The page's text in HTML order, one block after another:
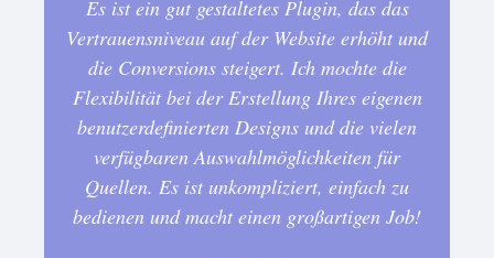
Es ist ein gut gestaltetes Plugin, das das
Vertrauensniveau auf der Website erhöht und
die Conversions steigert. Ich mochte die
Flexibilität bei der Erstellung Ihres eigenen
benutzerdefinierten Designs und die vielen
verfügbaren Auswahlmöglichkeiten für
Quellen. Es ist unkompliziert, einfach zu
bedienen und macht einen großartigen Job!